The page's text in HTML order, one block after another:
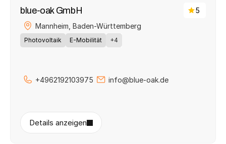
blue-oak GmbH
5
Mannheim, Baden-Württemberg
Photovoltaik E-Mobilität +4
+4962192103975 info@blue-oak.de
Details anzeigen